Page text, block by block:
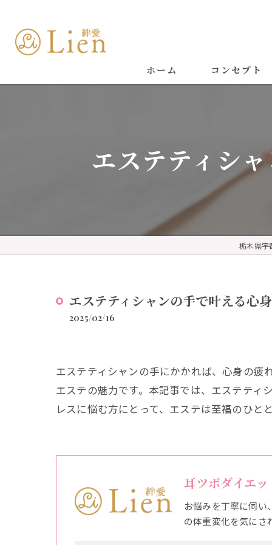
ホーム コンセプト
エステティシ
栃木県宇
エステティシャンの手で叶える心
2025/02/16
エステティシャンの手にかかれば、心身の
エステの魅力です。本記事では、エステティ
レスに悩む方にとって、エステは至福のひ
耳ツボダイエ
お悩みを丁寧に伺い
の体重変化を気にさ